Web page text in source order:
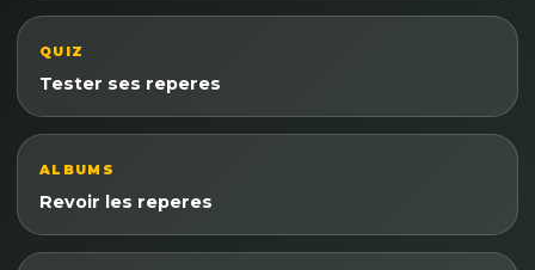
QUIZ
Tester ses reperes
ALBUMS
Revoir les reperes